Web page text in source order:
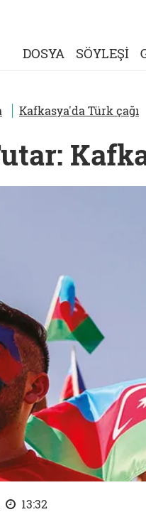
DOSYA SÖYLEŞİ
Kafkasya'da Türk çağı
13:32